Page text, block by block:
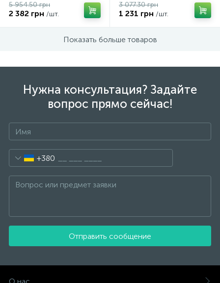
5 954.50 грн
2 382 грн /шт.
3 077.30 грн
1 231 грн /шт.
Показать больше товаров
Нужна консультация? Задайте
вопрос прямо сейчас!
+380
Отправить сообщение